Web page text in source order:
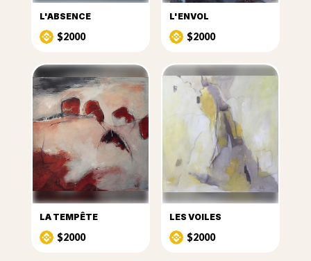
L'ABSENCE
$2000
L'ENVOL
$2000
LA TEMPÊTE
$2000
LES VOILES
$2000